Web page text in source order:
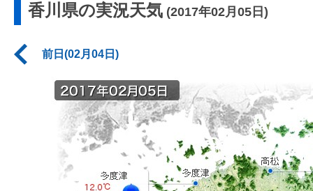
香川県の実況天気 (2017年02月05日)
前日(02月04日)